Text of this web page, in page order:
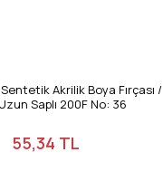
Akrilik Boya Fırçası /
Saplı 200F No: 36
55,34 TL